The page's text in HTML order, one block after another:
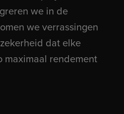
we in de
we verrassingen
dat elke
maximaal rendement